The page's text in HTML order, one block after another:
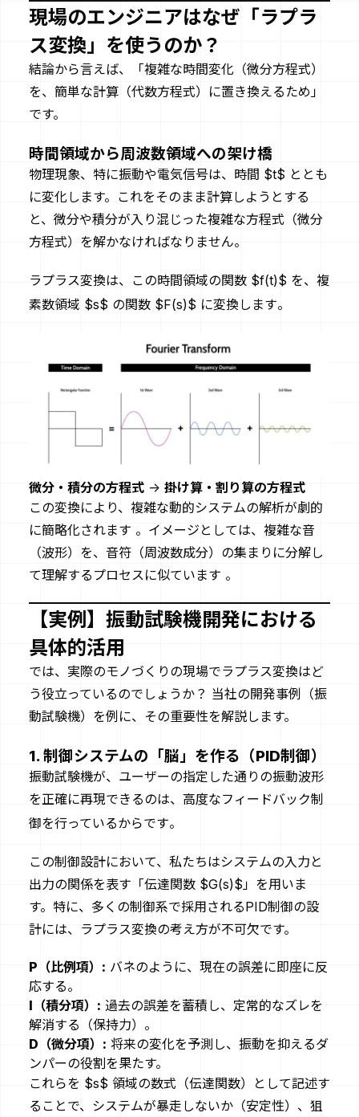
現場のエンジニアはなぜ「ラプラ
ス変換」を使うのか？
結論から言えば、「複雑な時間変化（微分方程式）
を、簡単な計算（代数方程式）に置き換えるため」
です。
時間領域から周波数領域への架け橋
物理現象、特に振動や電気信号は、時間 $t$ ととも
に変化します。これをそのまま計算しようとする
と、微分や積分が入り混じった複雑な方程式（微分
方程式）を解かなければなりません。
ラプラス変換は、この時間領域の関数 $f(t)$ を、複
素数領域 $s$ の関数 $F(s)$ に変換します。
微分・積分の方程式-> 掛け算・割り算の方程式
この変換により、複雑な動的システムの解析が劇的
に簡略化されます 。イメージとしては、複雑な音
（波形）を、音符（周波数成分）の集まりに分解し
て理解するプロセスに似ています 。
【実例】振動試験機開発における
具体的活用
では、実際のモノづくりの現場でラプラス変換はど
う役立っているのでしょうか？ 当社の開発事例（振
動試験機）を例に、その重要性を解説します。
1. 制御システムの「脳」を作る（PID制御）
振動試験機が、ユーザーの指定した通りの振動波形
を正確に再現できるのは、高度なフィードバック制
御を行っているからです。
この制御設計において、私たちはシステムの入力と
出力の関係を表す「伝達関数 $G(s)$」を用いま
す。特に、多くの制御系で採用されるPID制御の設
計には、ラプラス変換の考え方が不可欠です。
P（比例項）: バネのように、現在の誤差に即座に反
応する。
I（積分項）: 過去の誤差を蓄積し、定常的なズレを
解消する（保持力）。
D（微分項）: 将来の変化を予測し、振動を抑えるダ
ンパーの役割を果たす。
これらを $s$ 領域の数式（伝達関数）として記述す
ることで、システムが暴走しないか（安定性）、狙